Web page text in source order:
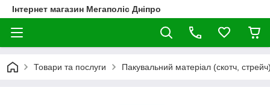
Інтернет магазин Мегаполіс Дніпро
Товари та послуги Пакувальний матеріал (скотч,